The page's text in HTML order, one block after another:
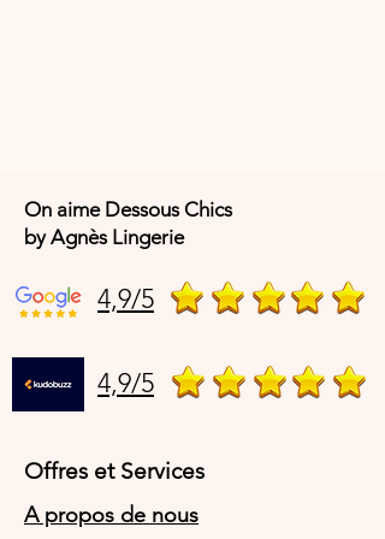
On aime Dessous Chics
by Agnès Lingerie
4,9/5
4,9/5
Offres et Services
A propos de nous